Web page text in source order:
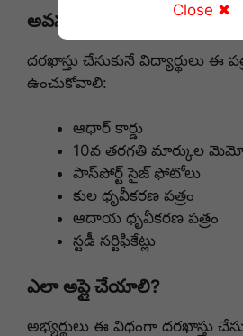
అవసరమైన డాక్యుమెంట్లు
దరఖాస్తు చేసుకునే విద్యార్థులు ఈ
ఉంచుకోవాలి:
ఆధార్ కార్డు
10వ తరగతి మార్కుల
పాస్‌పోర్ట్ సైజ్ ఫోటోలు
కుల ధృవీకరణ పత్రం
ఆదాయ ధృవీకరణ పత్రం
స్టడీ సర్టిఫికేట్లు
ఎలా అప్లై చేయాలి?
అభ్యర్థులు ఈ విధంగా దరఖాస్తు
Close ✖